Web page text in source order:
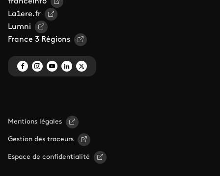
La1ere.fr
Lumni
France 3 Régions
Mentions légales
Gestion des traceurs
Espace de confidentialité